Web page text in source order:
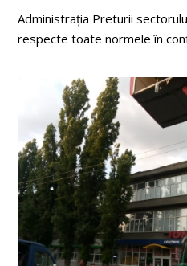
Administrația Preturii
respecte toate normele în